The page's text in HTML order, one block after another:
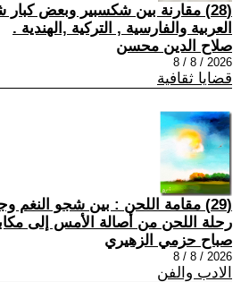
(28) مقارنة بين شكسبير وبعض
العربية والفارسية , التركية ,الهندية .
صلاح الدين محسن
2026 / 8 / 8
قضايا ثقافية
(29) مقامة اللحن : بين شجو النغم
رحلة اللحن من أصالة الأمس إلى
صباح حزمي الزهيري
2026 / 8 / 8
الادب والفن